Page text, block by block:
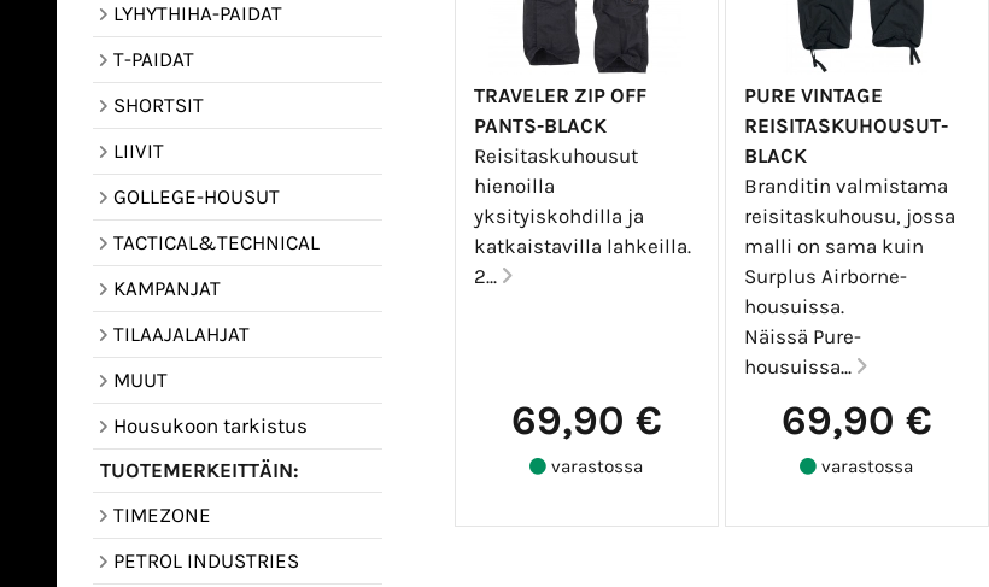
LYHYTHIHA-PAIDAT
T-PAIDAT
SHORTSIT
LIIVIT
GOLLEGE-HOUSUT
TACTICAL&TECHNICAL
KAMPANJAT
TILAAJALAHJAT
MUUT
Housukoon tarkistus
TUOTEMERKEITTÄIN:
TIMEZONE
PETROL INDUSTRIES
TRAVELER ZIP OFF
PANTS-BLACK
Reisitaskuhousut
hienoilla
yksityiskohdilla ja
katkaistavilla lahkeilla.
2...
69,90 €
varastossa
PURE VINTAGE
REISITASKUHOUSUT-
BLACK
Branditin valmistama
reisitaskuhousu, jossa
malli on sama kuin
Surplus Airborne-
housuissa.
Näissä Pure-
housuissa...
69,90 €
varastossa